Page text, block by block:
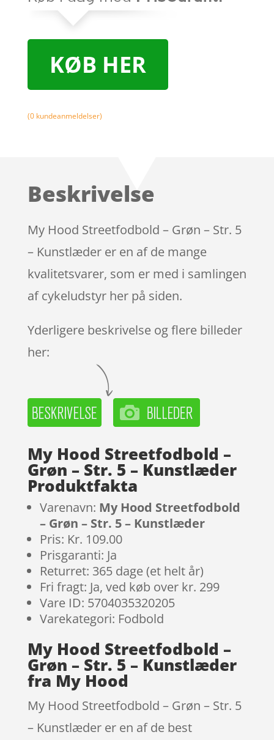
KØB HER
(0kundeanmeldelser)
Beskrivelse
My Hood Streetfodbold – Grøn – Str. 5
– Kunstlæder er en af de mange
kvalitetsvarer, som er med i samlingen
af cykeludstyr her på siden.
Yderligere beskrivelse og flere billeder
her:
My Hood Streetfodbold –
Grøn – Str. 5 – Kunstlæder
Produktfakta
Varenavn: My Hood Streetfodbold
– Grøn – Str. 5 – Kunstlæder
Pris: Kr. 109.00
Prisgaranti: Ja
Returret: 365 dage (et helt år)
Fri fragt: Ja, ved køb over kr. 299
Vare ID: 5704035320205
Varekategori: Fodbold
My Hood Streetfodbold –
Grøn – Str. 5 – Kunstlæder
fra My Hood
My Hood Streetfodbold – Grøn – Str. 5
– Kunstlæder er en af de best